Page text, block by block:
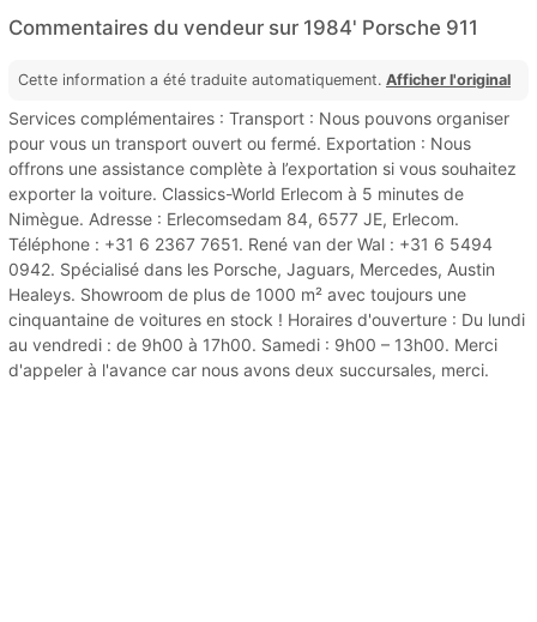
Commentaires du vendeur sur 1984' Porsche 911
Cette information a été traduite automatiquement. Afficher l'original
Services complémentaires : Transport : Nous pouvons organiser
pour vous un transport ouvert ou fermé. Exportation : Nous
offrons une assistance complète à l’exportation si vous souhaitez
exporter la voiture. Classics-World Erlecom à 5 minutes de
Nimègue. Adresse : Erlecomsedam 84, 6577 JE, Erlecom.
Téléphone : +31 6 2367 7651. René van der Wal : +31 6 5494
0942. Spécialisé dans les Porsche, Jaguars, Mercedes, Austin
Healeys. Showroom de plus de 1000 m² avec toujours une
cinquantaine de voitures en stock ! Horaires d'ouverture : Du lundi
au vendredi : de 9h00 à 17h00. Samedi : 9h00 – 13h00. Merci
d'appeler à l'avance car nous avons deux succursales, merci.